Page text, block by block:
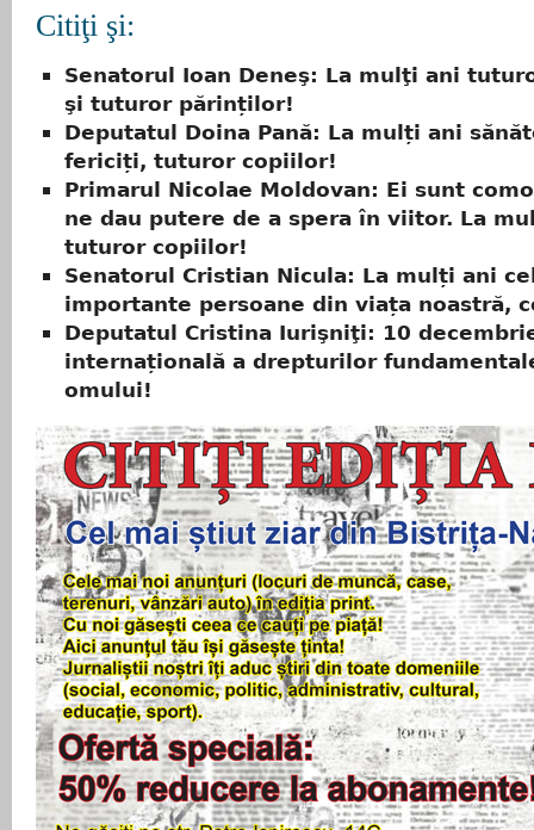
Citiţi şi:
Senatorul Ioan Deneş: La mulţi ani
şi tuturor părinților!
Deputatul Doina Pană: La mulți ani
fericiți, tuturor copiilor!
Primarul Nicolae Moldovan: Ei sunt
ne dau putere de a spera în viitor. La
tuturor copiilor!
Senatorul Cristian Nicula: La mulți ani
importante persoane din viața noastră,
Deputatul Cristina Iurişniţi: 10
internațională a drepturilor
omului!